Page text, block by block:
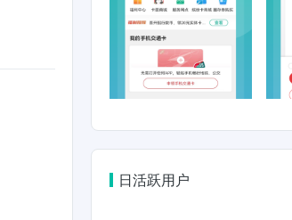
日活跃用户